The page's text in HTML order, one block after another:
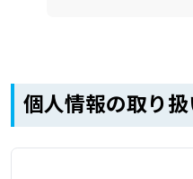
個人情報の取り